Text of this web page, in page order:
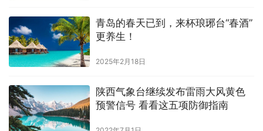
青岛的春天已到，来杯琅琊台“春酒”
更养生！
2025年2月18日
陕西气象台继续发布雷雨大风黄色
预警信号 看看这五项防御指南